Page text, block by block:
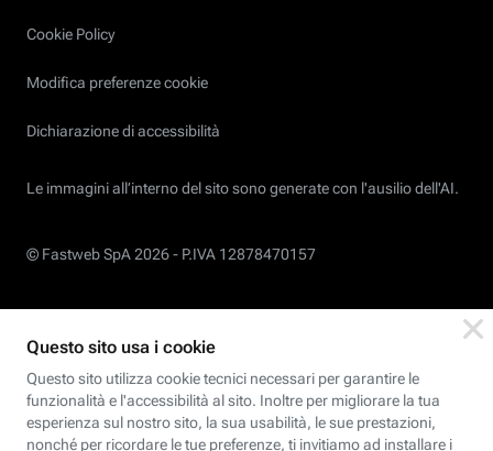
Cookie Policy
Modifica preferenze cookie
Dichiarazione di accessibilità
Le immagini all’interno del sito sono generate con l'ausilio dell'AI.
© Fastweb SpA 2026 - P.IVA 12878470157